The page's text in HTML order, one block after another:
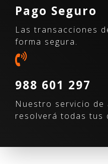
Pago Seguro
Las transacciones
forma segura.
988 601 297
Nuestro servicio de
resolverá todas tus